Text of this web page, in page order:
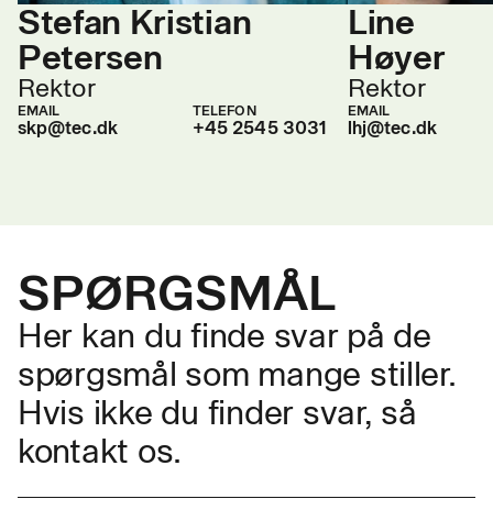
Line
Høyer
Rektor
EMAIL
lhj@tec.dk
Stefan Kristian
Petersen
Rektor
EMAIL
skp@tec.dk
TELEFON
+45 2545 3031
SPØRGSMÅL
Her kan du finde svar på de
spørgsmål som mange stiller.
Hvis ikke du finder svar, så
kontakt os.